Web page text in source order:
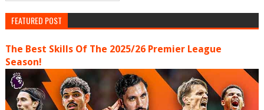
FEATURED POST
The Best Skills Of The 2025/26 Premier League
Season!